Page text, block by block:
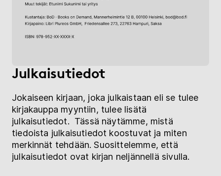
Julkaisutiedot
Jokaiseen kirjaan, joka julkaistaan eli se tulee
kirjakauppa myyntiin, tulee lisätä
julkaisutiedot. Tässä näytämme, mistä
tiedoista julkaisutiedot koostuvat ja miten
merkinnät tehdään. Suosittelemme, että
julkaisutiedot ovat kirjan neljännellä sivulla.